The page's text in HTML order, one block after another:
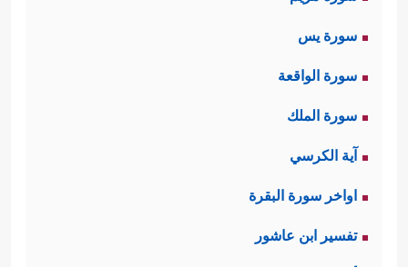
سورة يس
سورة الواقعة
سورة الملك
آية الكرسي
اواخر سورة البقرة
تفسير ابن عاشور